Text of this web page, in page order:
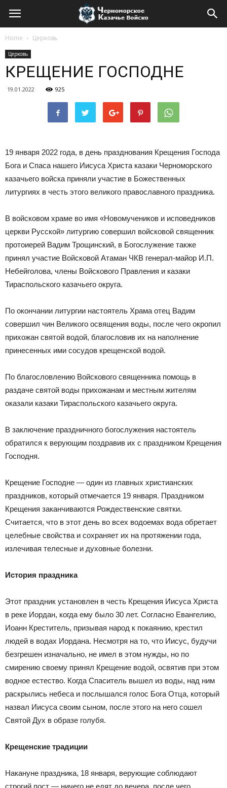
Home Церковь
Церковь
КРЕЩЕНИЕ ГОСПОДНЕ
19.01.2022 925
19 января 2022 года, в день празднования Крещения Господа
Бога и Спаса нашего Иисуса Христа казаки Черноморского
казачьего войска приняли участие в Божественных
литургиях в честь этого великого православного праздника.
В войсковом храме во имя «Новомучеников и исповедников
церкви Русской» литургию совершил войсковой священник
протоиерей Вадим Трощинский, в Богослужение также
принял участие Войсковой Атаман ЧКВ генерал-майор И.П.
Небейголова, члены Войскового Правления и казаки
Тираспольского казачьего округа.
По окончании литургии настоятель Храма отец Вадим
совершил чин Великого освящения воды, после чего окропил
прихожан святой водой, благословив их на наполнение
принесенных ими сосудов крещенской водой.
По благословлению Войскового священника помощь в
раздаче святой воды прихожанам и местным жителям
оказали казаки Тираспольского казачьего округа.
В заключение праздничного богослужения настоятель
обратился к верующим поздравив их с праздником Крещения
Господня.
Крещение Господне — один из главных христианских
праздников, который отмечается 19 января. Праздником
Крещения заканчиваются Рождественские святки.
Считается, что в этот день во всех водоемах вода обретает
целебные свойства и сохраняет их на протяжении года,
излечивая телесные и духовные болезни.
История праздника
Этот праздник установлен в честь Крещения Иисуса Христа
в реке Иордан, когда ему было 30 лет. Согласно Евангелию,
Иоанн Креститель, призывая народ к покаянию, крестил
людей в водах Иордана. Несмотря на то, что Иисус, будучи
безгрешен изначально, не имел в этом нужды, но по
смирению своему принял Крещение водой, освятив при этом
водное естество. Когда Спаситель вышел из воды, над ним
раскрылись небеса и послышался голос Бога Отца, который
назвал Иисуса своим сыном, после этого на него сошел
Святой Дух в образе голубя.
Крещенские традиции
Накануне праздника, 18 января, верующие соблюдают
строгий пост — ничего не едят до вечера, после чего